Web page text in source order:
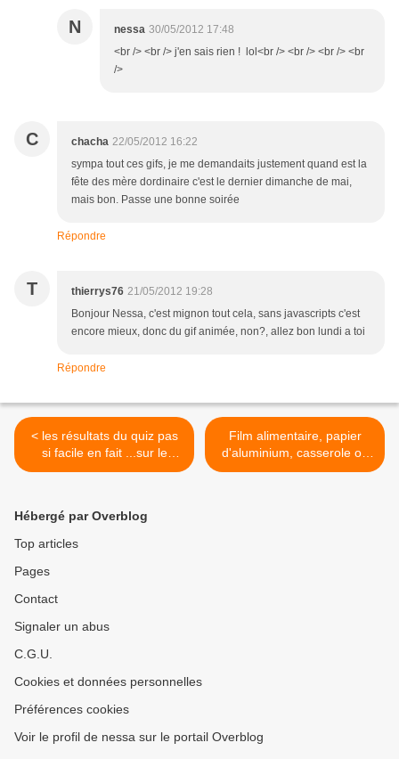
N nessa 30/05/2012 17:48
<br /> <br /> j'en sais rien ! lol<br /> <br /> <br /> <br
/>
C chacha 22/05/2012 16:22
sympa tout ces gifs, je me demandaits justement quand est la
fête des mère dordinaire c'est le dernier dimanche de mai,
mais bon. Passe une bonne soirée
Répondre
T thierrys76 21/05/2012 19:28
Bonjour Nessa, c'est mignon tout cela, sans javascripts c'est
encore mieux, donc du gif animée, non?, allez bon lundi a toi
Répondre
< les résultats du quiz pas
si facile en fait ...sur le
plastique alimentaire et la
Film alimentaire, papier
d'aluminium, casserole ou
papillote: recettes
Hébergé par Overblog
Top articles
Pages
Contact
Signaler un abus
C.G.U.
Cookies et données personnelles
Préférences cookies
Voir le profil de nessa sur le portail Overblog